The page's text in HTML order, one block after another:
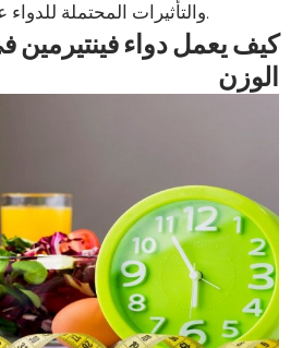
والتأثيرات المحتملة للدواء على الصحة بشكل عام.
كيف يعمل دواء فينتيرمين
الوزن